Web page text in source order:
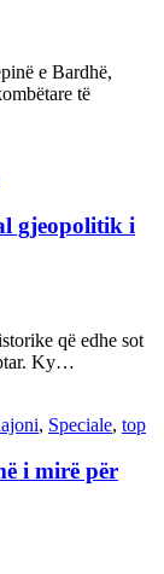
e Bardhë,
të
gjeopolitik i
që edhe sot
Ky…
, Speciale, top
i mirë për